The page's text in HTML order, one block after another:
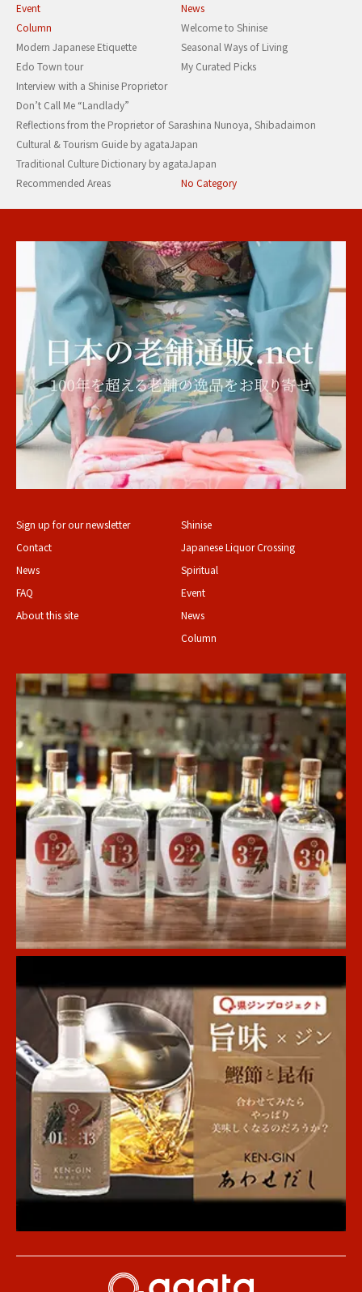
Event
News
Column
Welcome to Shinise
Modern Japanese Etiquette
Seasonal Ways of Living
Edo Town tour
My Curated Picks
Interview with a Shinise Proprietor
Don’t Call Me “Landlady”
Reflections from the Proprietor of Sarashina Nunoya, Shibadaimon
Cultural & Tourism Guide by agataJapan
Traditional Culture Dictionary by agataJapan
Recommended Areas
No Category
Sign up for our newsletter
Contact
News
FAQ
About this site
Shinise
Japanese Liquor Crossing
Spiritual
Event
News
Column